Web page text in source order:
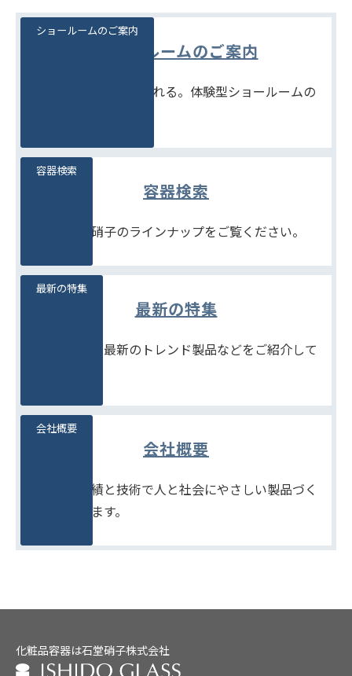
ショールームのご案内
見て、触れて、比べられる。体験型ショールームの
ショールームのご案内
容器検索
豊富な石堂硝子のラインナップをご覧ください。
容器検索
最新の特集
季節商品や、最新のトレンド製品などをご紹介して
最新の特集
会社概要
たしかな実績と技術で人と社会にやさしい製品づく
りをめざします。
会社概要
化粧品容器は石堂硝子株式会社